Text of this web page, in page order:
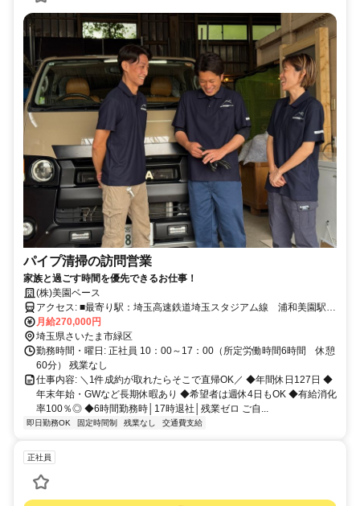
パイプ清掃の訪問営業
家族と過ごす時間を優先できるお仕事！
(株)美園ベース
アクセス: ■最寄り駅：埼玉高速鉄道埼玉スタジアム線 浦和美園駅
徒歩15分 ■自動車通勤OK（社用車での通勤もOKです）
月給270,000円
埼玉県さいたま市緑区
勤務時間・曜日: 正社員 10：00～17：00（所定労働時間6時間 休憩
60分） 残業なし
仕事内容: ＼1件成約が取れたらそこで直帰OK／ ◆年間休日127日 ◆
年末年始・GWなど長期休暇あり ◆希望者は週休4日もOK ◆有給消化
率100％◎ ◆6時間勤務時│17時退社│残業ゼロ ご自...
即日勤務OK 固定時間制 残業なし 交通費支給
正社員